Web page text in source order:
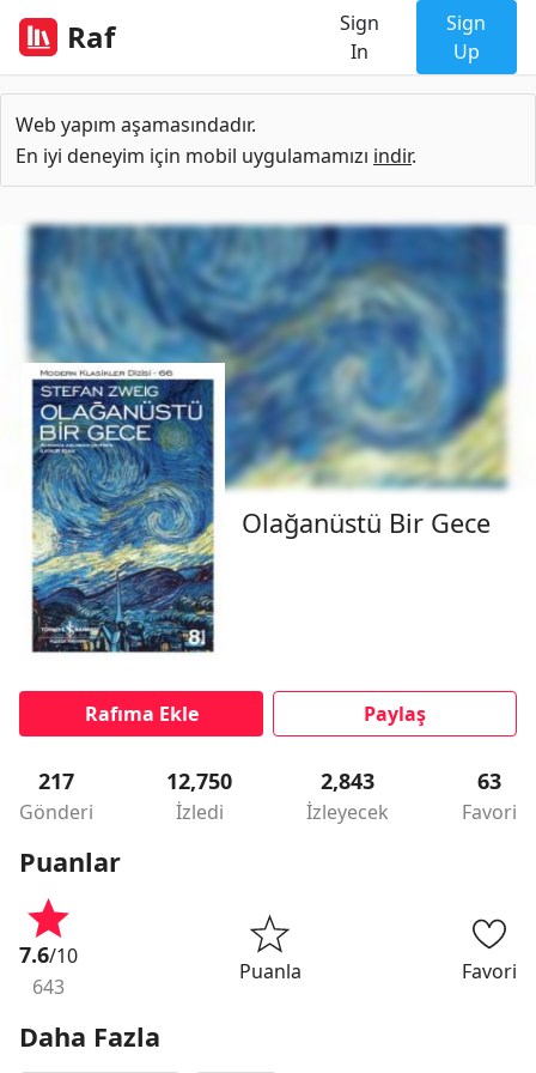
Raf
Sign
In
Sign
Up
Web yapım aşamasındadır.
En iyi deneyim için mobil uygulamamızı indir.
Olağanüstü Bir Gece
Rafıma Ekle Paylaş
217
Gönderi
12,750
İzledi
2,843
İzleyecek
63
Favori
Puanlar
7.6/10
643
Puanla Favori
Daha Fazla